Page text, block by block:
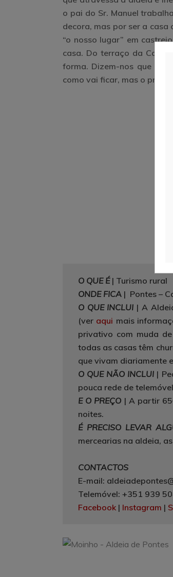
o pai do Sr. Manuel
decora, mas por ser a casa
“o nosso lugar” em
casa. Do terraço da Casa
forma. Dizem-nos que vai
como vai ficar, mas o
O QUE É | Turismo rural
ONDE FICA | Pontes –
O QUE INCLUI | A
(ver aqui mais
privativo com muda
todas as casas têm
que vivam diariamente
O QUE NÃO INCLUI |
pouca rede de
E O PREÇO | A partir
noites.
É PRECISO LEVAR
mercearias na aldeia,
CONTACTOS
E-mail:
Telemóvel: +351 939
Facebook | Instagram |